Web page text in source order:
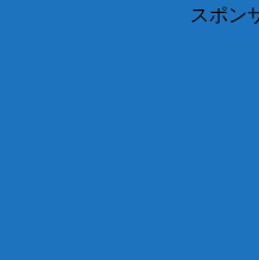
スポン